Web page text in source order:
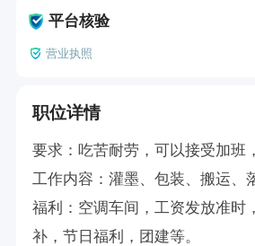
平台核验
营业执照
职位详情
要求：吃苦耐劳，可以接受加班
工作内容：灌墨、包装、搬运、
福利：空调车间，工资发放准时
补，节日福利，团建等。